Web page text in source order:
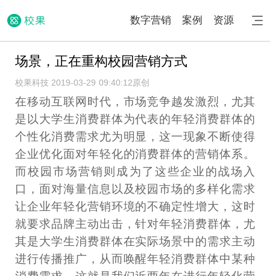
数字营销 案例 资源
场景，正在重构校园营销方式
校果科技 2019-03-29 09:40:12原创
在移动互联网时代，市场竞争越发激烈，尤其
是以大学生消费群体为代表的年轻消费群体的
个性化消费需求尤为明显，这一现象不断使得
企业优化面对年轻化的消费群体的营销体系。
而校园市场营销则成为了这些企业的战场入
口，面对海量信息以及校园市场的多样化需求
让企业年轻化营销环境的不确定性增大，这时
就要求品牌主动出击，针对年轻消费群体，尤
其是大学生消费群体在实际场景中的需求主动
进行传播推广，从而唤醒年轻消费群体中某种